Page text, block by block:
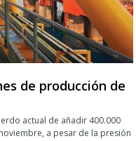
de producción de
actual de añadir 400.000
a pesar de la presión